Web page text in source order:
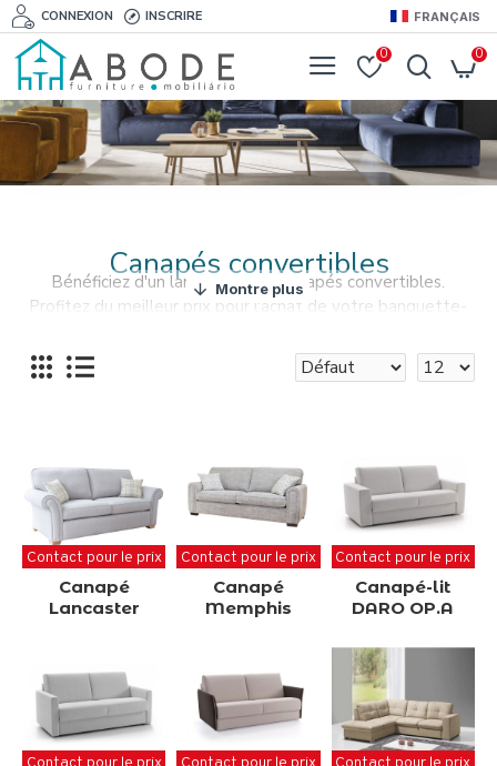
CONNEXION INSCRIRE FRANÇAIS
0 0
Canapés convertibles
Bénéficiez d'un large choix de canapés convertibles.
Profitez du meilleur prix pour l'achat de votre banquette-
Un canapé convertible en lit est l'un des meubles les plus
pratiques et fonctionnels qui on peut avoir cez soi.
Contact pour le prix
Canapé
Lancaster
Contact pour le prix
Canapé
Memphis
Contact pour le prix
Canapé-lit
DARO OP.A